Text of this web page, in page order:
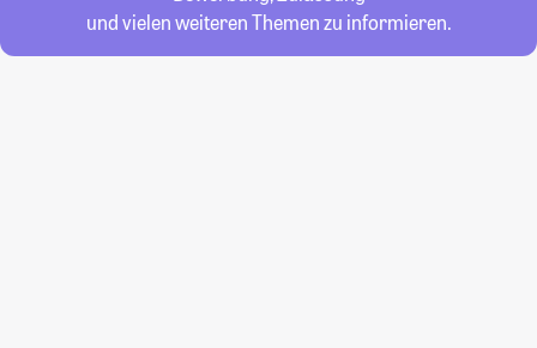
und vielen weiteren Themen zu informieren.